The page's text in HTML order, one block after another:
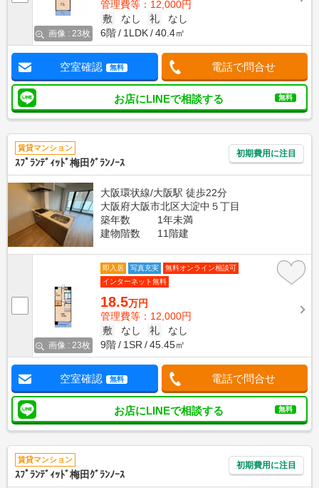
画像 : 23枚
管理費等：12,000円
敷
なし 礼
なし
6階
1LDK 40.4㎡
空室確認 無料 電話で問合せ
お店にLINEで相談する 無料
賃貸マンション
ｽﾌﾟﾗﾝﾃﾞｨｯﾄﾞ梅田ｸﾞﾗﾝﾉｰｽ
初期費用に注目
大阪環状線/大阪駅 徒歩22分
大阪府大阪市北区大淀中５丁目
築年数
1年未満
建物階数
11階建
画像 : 23枚
即入居 写真充実
無料オンライン相談可
インターネット無料
18.5万円
管理費等：12,000円
敷
なし 礼
なし
9階
1SR 45.45㎡
空室確認 無料 電話で問合せ
お店にLINEで相談する 無料
賃貸マンション
ｽﾌﾟﾗﾝﾃﾞｨｯﾄﾞ梅田ｸﾞﾗﾝﾉｰｽ
初期費用に注目